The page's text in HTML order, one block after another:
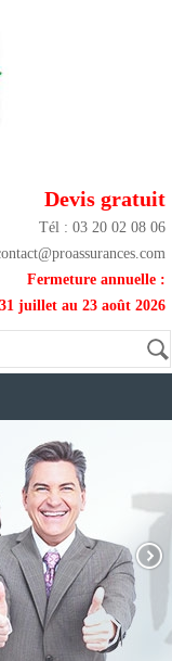
Devis gratuit
Tél : 03 20 02 08 06
Fermeture annuelle :
juillet au 23 août 2026